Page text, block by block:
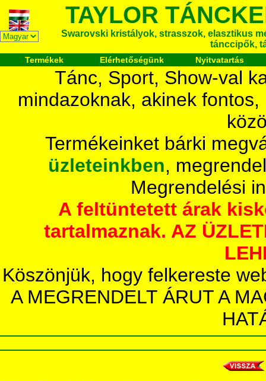
TAYLOR
Swarovski kristályok, strasszok, elasztikus
tánccipők,
Termékek Elérhetőségünk Nyitvatartás
Tánc, Sport, Show-val
mindazoknak, akinek
Termékeinket bárki
üzleteinkben,
Megrendelési
A feltüntetett árak
tartalmaznak. AZ
Köszönjük, hogy felkereste
A MEGRENDELT ÁRUT A